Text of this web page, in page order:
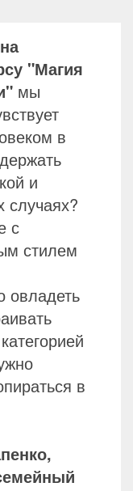
"Магия
мы
в
и
случаях?
с
стилем
овладеть
в